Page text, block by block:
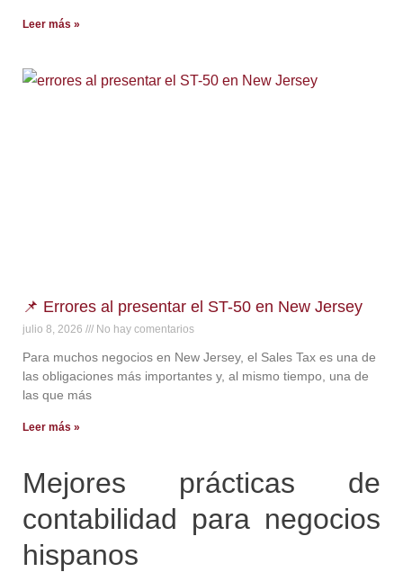
Leer más »
📌 Errores al presentar el ST-50 en New Jersey
julio 8, 2026 No hay comentarios
Para muchos negocios en New Jersey, el Sales Tax es una de
las obligaciones más importantes y, al mismo tiempo, una de
las que más
Leer más »
Mejores prácticas de
contabilidad para negocios
hispanos